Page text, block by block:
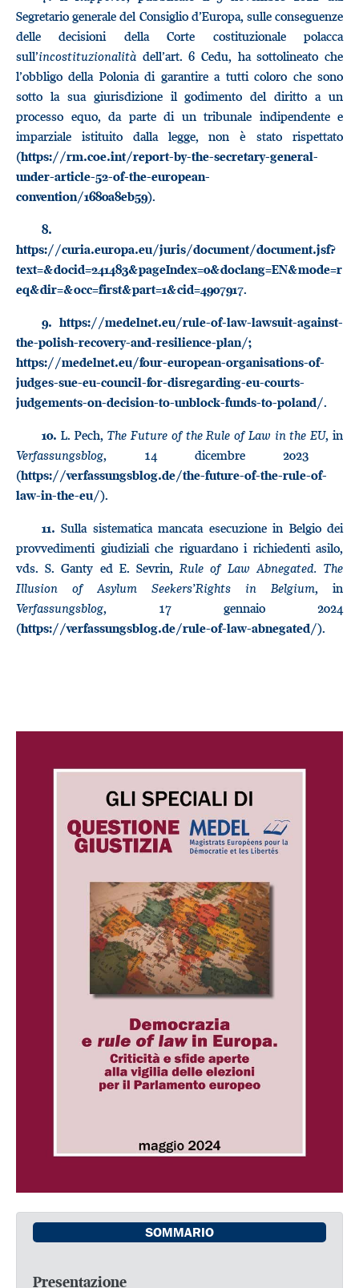
Segretario generale del Consiglio d’Europa, sulle conseguenze
delle decisioni della Corte costituzionale polacca
sull’incostituzionalità dell’art. 6 Cedu, ha sottolineato che
l’obbligo della Polonia di garantire a tutti coloro che sono
sotto la sua giurisdizione il godimento del diritto a un
processo equo, da parte di un tribunale indipendente e
imparziale istituito dalla legge, non è stato rispettato
(https://rm.coe.int/report-by-the-secretary-general-
under-article-52-of-the-european-
convention/1680a8eb59).
8.
https://curia.europa.eu/juris/document/document.jsf?
text=&docid=241483&pageIndex=0&doclang=EN&mode=r
eq&dir=&occ=first&part=1&cid=4907917.
9. https://medelnet.eu/rule-of-law-lawsuit-against-
the-polish-recovery-and-resilience-plan/;
https://medelnet.eu/four-european-organisations-of-
judges-sue-eu-council-for-disregarding-eu-courts-
judgements-on-decision-to-unblock-funds-to-poland/.
10. L. Pech, The Future of the Rule of Law in the EU, in
Verfassungsblog, 14 dicembre 2023
(https://verfassungsblog.de/the-future-of-the-rule-of-
law-in-the-eu/).
11. Sulla sistematica mancata esecuzione in Belgio dei
provvedimenti giudiziali che riguardano i richiedenti asilo,
vds. S. Ganty ed E. Sevrin,Rule of Law Abnegated. The
Illusion of Asylum Seekers’Rights in Belgium, in
Verfassungsblog, 17 gennaio 2024
(https://verfassungsblog.de/rule-of-law-abnegated/).
SOMMARIO
Presentazione